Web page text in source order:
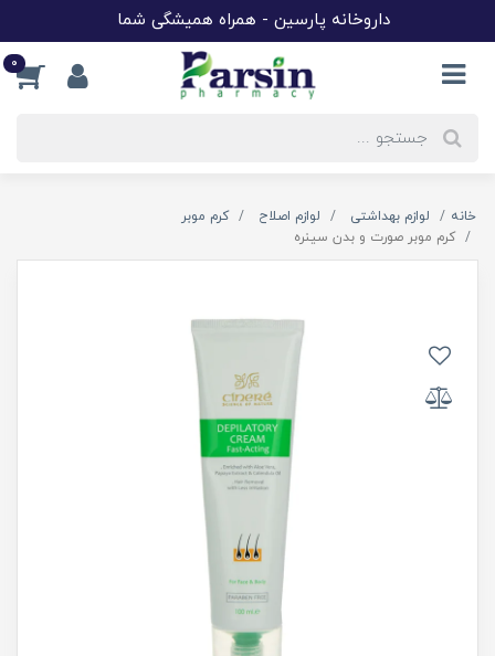
داروخانه پارسین - همراه همیشگی شما
0
خانه لوازم بهداشتی لوازم اصلاح
کرم موبر
کرم موبر صورت و بدن سینره